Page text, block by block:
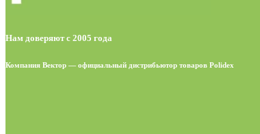
Нам доверяют с 2005 года
Компания Вектор — официальный дистрибьютор товаров Polidex